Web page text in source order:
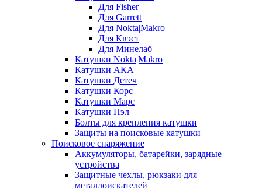
Для Fisher
Для Garrett
Для Nokta|Makro
Для Квэст
Для Минелаб
Катушки Nokta|Makro
Катушки АКА
Катушки Детеч
Катушки Корс
Катушки Марс
Катушки Нэл
Болты для крепления катушки
Защиты на поисковые катушки
Поисковое снаряжение
Аккумуляторы, батарейки, зарядные
устройства
Защитные чехлы, рюкзаки для
металлоискателей